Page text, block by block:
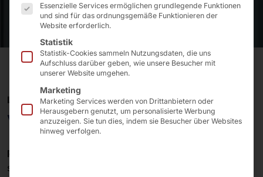
LÖSUNGEN FÜR FINANZINSTITUTE
VR-Banken, Sparkassen…
Pyramid
spezialisierten
Essenzielle Services ermöglichen grundlegende Funktionen
und sind für das ordnungsgemäße Funktionieren der
Website erforderlich.
Statistik
Statistik-Cookies sammeln Nutzungsdaten, die uns
Aufschluss darüber geben, wie unsere Besucher mit
unserer Website umgehen.
Marketing
Marketing Services werden von Drittanbietern oder
Herausgebern genutzt, um personalisierte Werbung
anzuzeigen. Sie tun dies, indem sie Besucher über Websites
hinweg verfolgen.